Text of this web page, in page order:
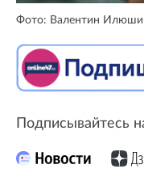
Фото: Валентин
Подписывайтесь